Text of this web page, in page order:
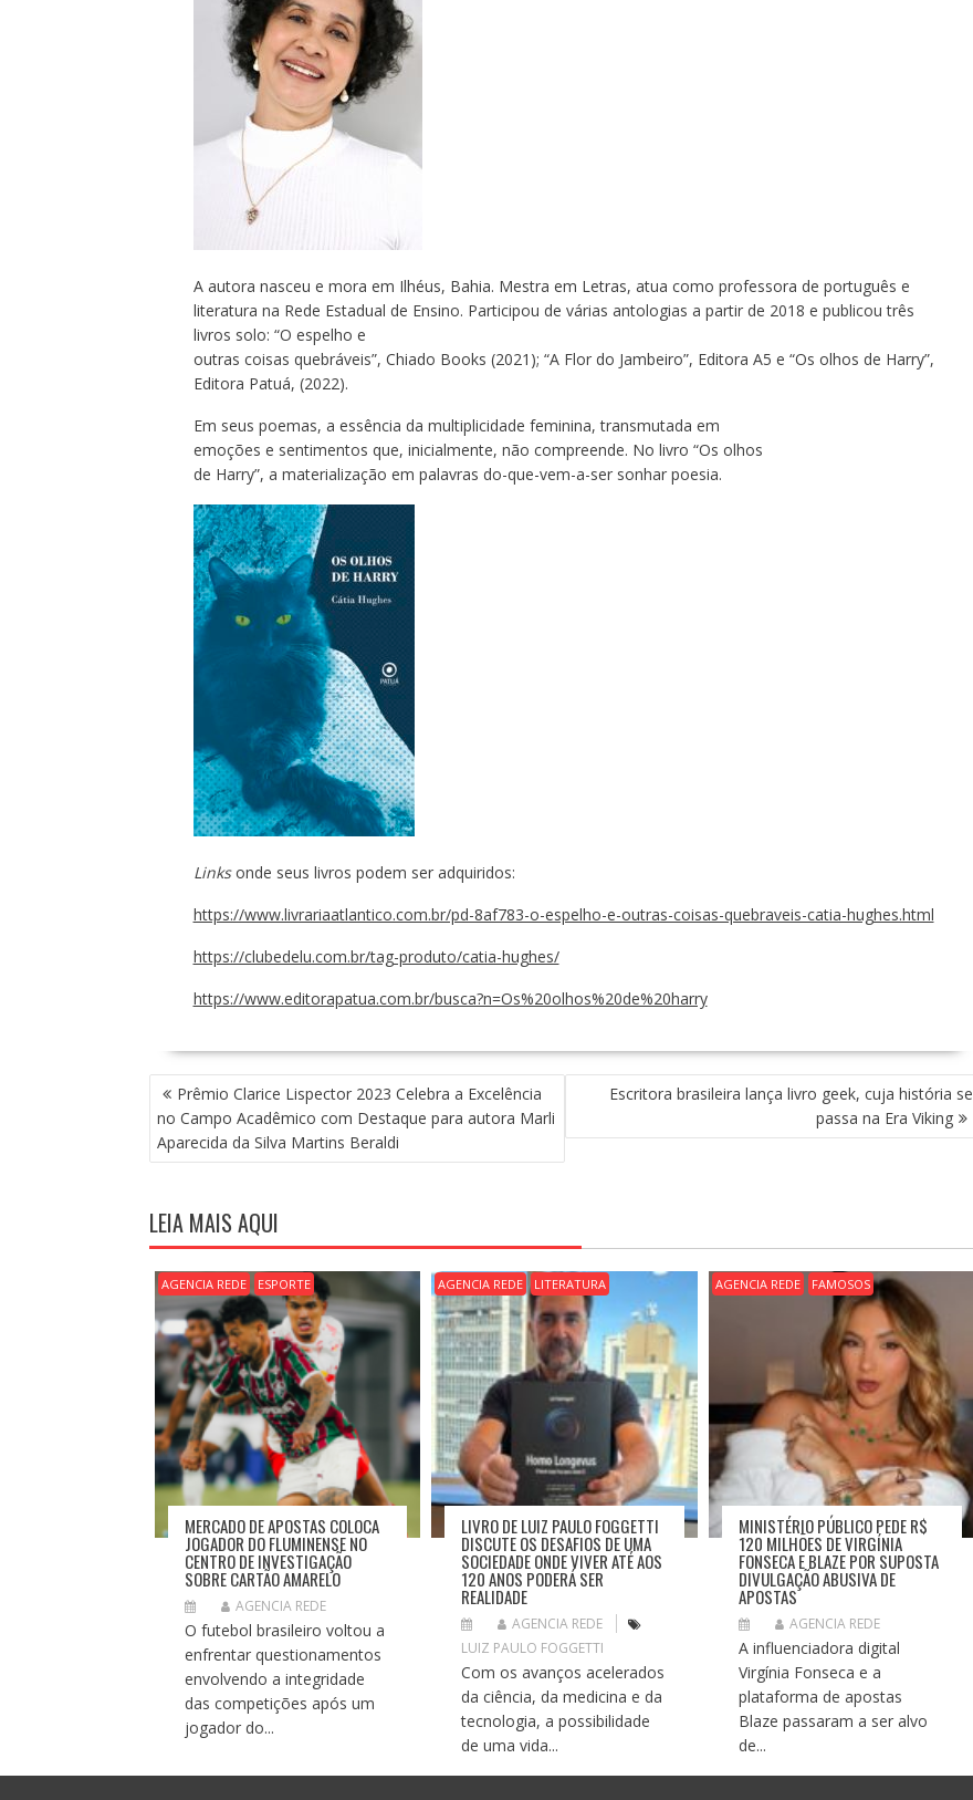
A autora nasceu e mora em Ilhéus, Bahia. Mestra em Letras, atua como professora de português e
literatura na Rede Estadual de Ensino. Participou de várias antologias a partir de 2018 e publicou três
livros solo: “O espelho e
outras coisas quebráveis”, Chiado Books (2021); “A Flor do Jambeiro”, Editora A5 e “Os olhos de Harry”,
Editora Patuá, (2022).
Em seus poemas, a essência da multiplicidade feminina, transmutada em
emoções e sentimentos que, inicialmente, não compreende. No livro “Os olhos
de Harry”, a materialização em palavras do-que-vem-a-ser sonhar poesia.
Linksonde seus livros podem ser adquiridos:
https://www.livrariaatlantico.com.br/pd-8af783-o-espelho-e-outras-coisas-quebraveis-catia-hughes.html
https://clubedelu.com.br/tag-produto/catia-hughes/
https://www.editorapatua.com.br/busca?n=Os%20olhos%20de%20harry
N
A
V
E
A
Ç
Ã
O
D
E
P
O
S
T
Prêmio Clarice Lispector 2023 Celebra a Excelência
no Campo Acadêmico com Destaque para autora Marli
Aparecida da Silva Martins Beraldi
Escritora brasileira lança livro geek, cuja história se
passa na Era Viking
LEIA MAIS AQUI
AGENCIA REDE ESPORTE
MERCADO DE APOSTAS COLOCA
JOGADOR DO FLUMINENSE NO
CENTRO DE INVESTIGAÇÃO
SOBRE CARTÃO AMARELO
AGENCIA REDE
O futebol brasileiro voltou a
enfrentar questionamentos
envolvendo a integridade
das competições após um
jogador do...
AGENCIA REDE LITERATURA
LIVRO DE LUIZ PAULO FOGGETTI
DISCUTE OS DESAFIOS DE UMA
SOCIEDADE ONDE VIVER ATÉ AOS
120 ANOS PODERÁ SER
REALIDADE
AGENCIA REDE
LUIZ PAULO FOGGETTI
Com os avanços acelerados
da ciência, da medicina e da
tecnologia, a possibilidade
de uma vida...
AGENCIA REDE FAMOSOS
MINISTÉRIO PÚBLICO PEDE R$
120 MILHÕES DE VIRGÍNIA
FONSECA E BLAZE POR SUPOSTA
DIVULGAÇÃO ABUSIVA DE
APOSTAS
AGENCIA REDE
A influenciadora digital
Virgínia Fonseca e a
plataforma de apostas
Blaze passaram a ser alvo
de...